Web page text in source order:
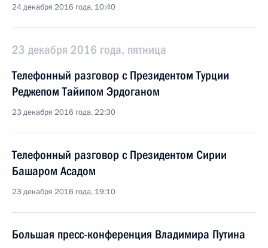
24 декабря 2016 года, 10:40
23 декабря 2016 года, пятница
Телефонный разговор с Президентом Турции
Реджепом Тайипом Эрдоганом
23 декабря 2016 года, 22:30
Телефонный разговор с Президентом Сирии
Башаром Асадом
23 декабря 2016 года, 19:10
Большая пресс-конференция Владимира Путина